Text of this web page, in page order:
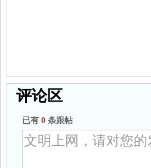
评论区
已有 0 条跟帖